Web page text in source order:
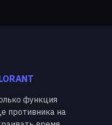
функция
противника на